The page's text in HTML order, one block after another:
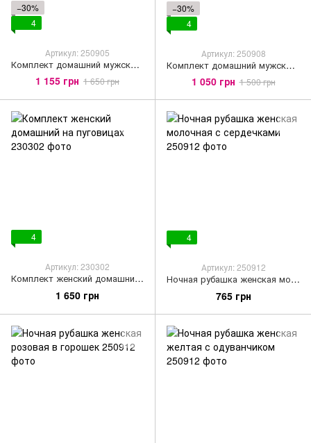
−30%
4
Артикул: 250905
Комплект домашний мужской в коричневом цвете
1 155 грн 1 650 грн
−30%
4
Артикул: 250908
Комплект домашний мужской в сером цвете
1 050 грн 1 500 грн
4
Артикул: 230302
Комплект женский домашний на пуговицах
1 650 грн
4
Артикул: 250912
Ночная рубашка женская молочная с сердечками
765 грн